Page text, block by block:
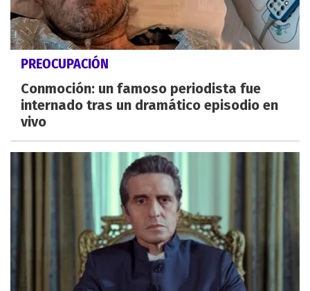
PREOCUPACIÓN
Conmoción: un famoso periodista fue
internado tras un dramático episodio en
vivo